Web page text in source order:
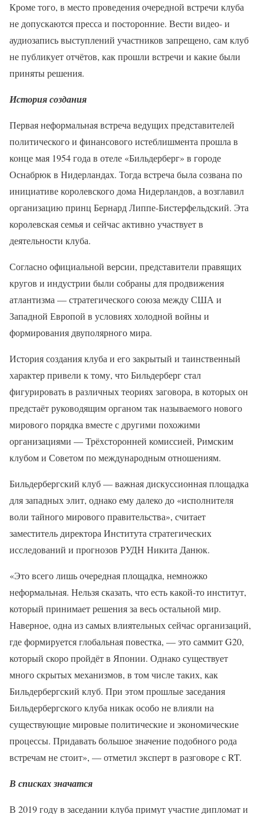
Кроме того, в место проведения очередной встречи клуба
не допускаются пресса и посторонние. Вести видео- и
аудиозапись выступлений участников запрещено, сам клуб
не публикует отчётов, как прошли встречи и какие были
приняты решения.
История создания
Первая неформальная встреча ведущих представителей
политического и финансового истеблишмента прошла в
конце мая 1954 года в отеле «Бильдерберг» в городе
Оснабрюк в Нидерландах. Тогда встреча была созвана по
инициативе королевского дома Нидерландов, а возглавил
организацию принц Бернард Липпе-Бистерфельдский. Эта
королевская семья и сейчас активно участвует в
деятельности клуба.
Согласно официальной версии, представители правящих
кругов и индустрии были собраны для продвижения
атлантизма — стратегического союза между США и
Западной Европой в условиях холодной войны и
формирования двуполярного мира.
История создания клуба и его закрытый и таинственный
характер привели к тому, что Бильдерберг стал
фигурировать в различных теориях заговора, в которых он
предстаёт руководящим органом так называемого нового
мирового порядка вместе с другими похожими
организациями — Трёхсторонней комиссией, Римским
клубом и Советом по международным отношениям.
Бильдербергский клуб — важная дискуссионная площадка
для западных элит, однако ему далеко до «исполнителя
воли тайного мирового правительства», считает
заместитель директора Института стратегических
исследований и прогнозов РУДН Никита Данюк.
«Это всего лишь очередная площадка, немножко
неформальная. Нельзя сказать, что есть какой-то институт,
который принимает решения за весь остальной мир.
Наверное, одна из самых влиятельных сейчас организаций,
где формируется глобальная повестка, — это саммит G20,
который скоро пройдёт в Японии. Однако существует
много скрытых механизмов, в том числе таких, как
Бильдербергский клуб. При этом прошлые заседания
Бильдербергского клуба никак особо не влияли на
существующие мировые политические и экономические
процессы. Придавать большое значение подобного рода
встречам не стоит», — отметил эксперт в разговоре с RT.
В списках значатся
В 2019 году в заседании клуба примут участие дипломат и